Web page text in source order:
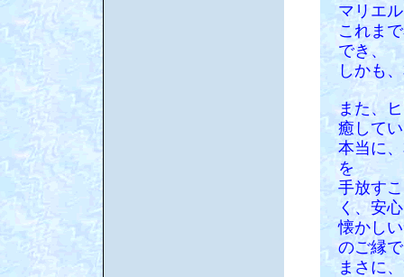
マリエ
これま
でき、
しかも
また、
癒して
本当に
を
手放す
く、安
懐かし
のご縁
まさに